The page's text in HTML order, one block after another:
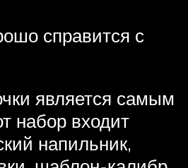
справится с
является самым
набор входит
напильник,